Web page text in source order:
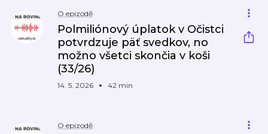
O epizodě
Polmiliónový úplatok v Očistci
potvrdzuje päť svedkov, no
možno všetci skončia v koši
(33/26)
14. 5. 2026 42 min
O epizodě